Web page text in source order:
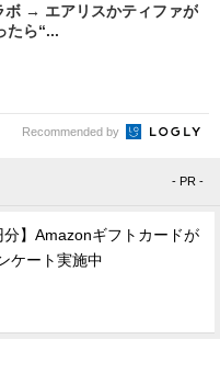
ボ → エアリスかティファが
たら“...
Recommended by
- PR -
分】Amazonギフトカードが
ケート実施中